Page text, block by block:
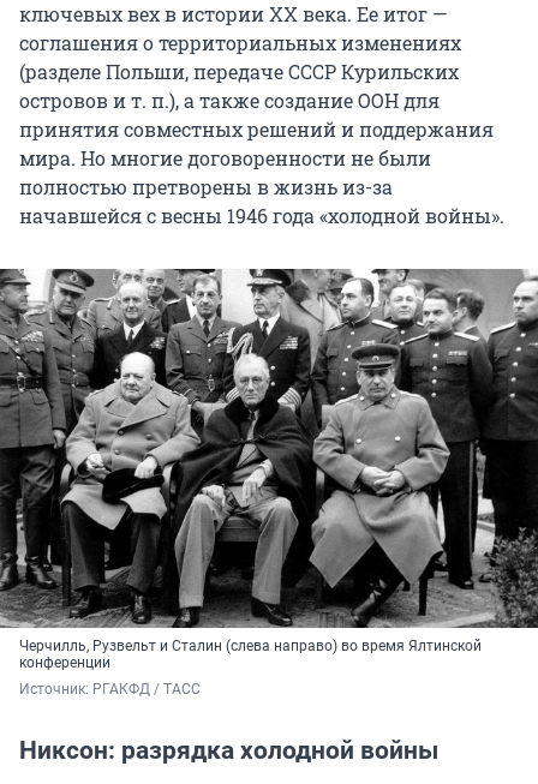
ключевых вех в истории XX века. Ее итог —
соглашения о территориальных изменениях
(разделе Польши, передаче СССР Курильских
островов и т. п.), а также создание ООН для
принятия совместных решений и поддержания
мира. Но многие договоренности не были
полностью претворены в жизнь из-за
начавшейся с весны 1946 года «холодной войны».
Черчилль, Рузвельт и Сталин (слева направо) во время Ялтинской
конференции
Источник: РГАКФД / ТАСC
Никсон: разрядка холодной войны